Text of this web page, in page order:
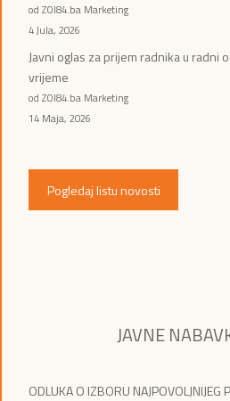
od ZOI84.ba Marketing
4 Jula, 2026
Javni oglas za prijem radnika u radni
vrijeme
od ZOI84.ba Marketing
14 Maja, 2026
Pogledaj listu novosti
JAVNE
ODLUKA O IZBORU NAJPOVOLJNIJEG